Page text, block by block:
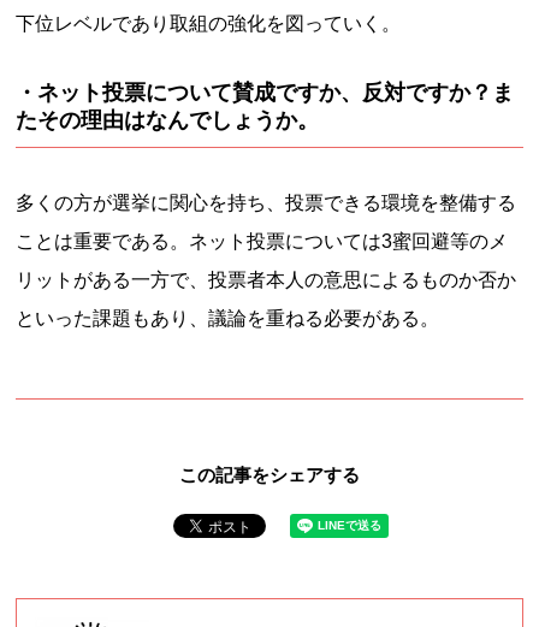
下位レベルであり取組の強化を図っていく。
・ネット投票について賛成ですか、反対ですか？ま
たその理由はなんでしょうか。
多くの方が選挙に関心を持ち、投票できる環境を整備する
ことは重要である。ネット投票については3蜜回避等のメ
リットがある一方で、投票者本人の意思によるものか否か
といった課題もあり、議論を重ねる必要がある。
この記事をシェアする